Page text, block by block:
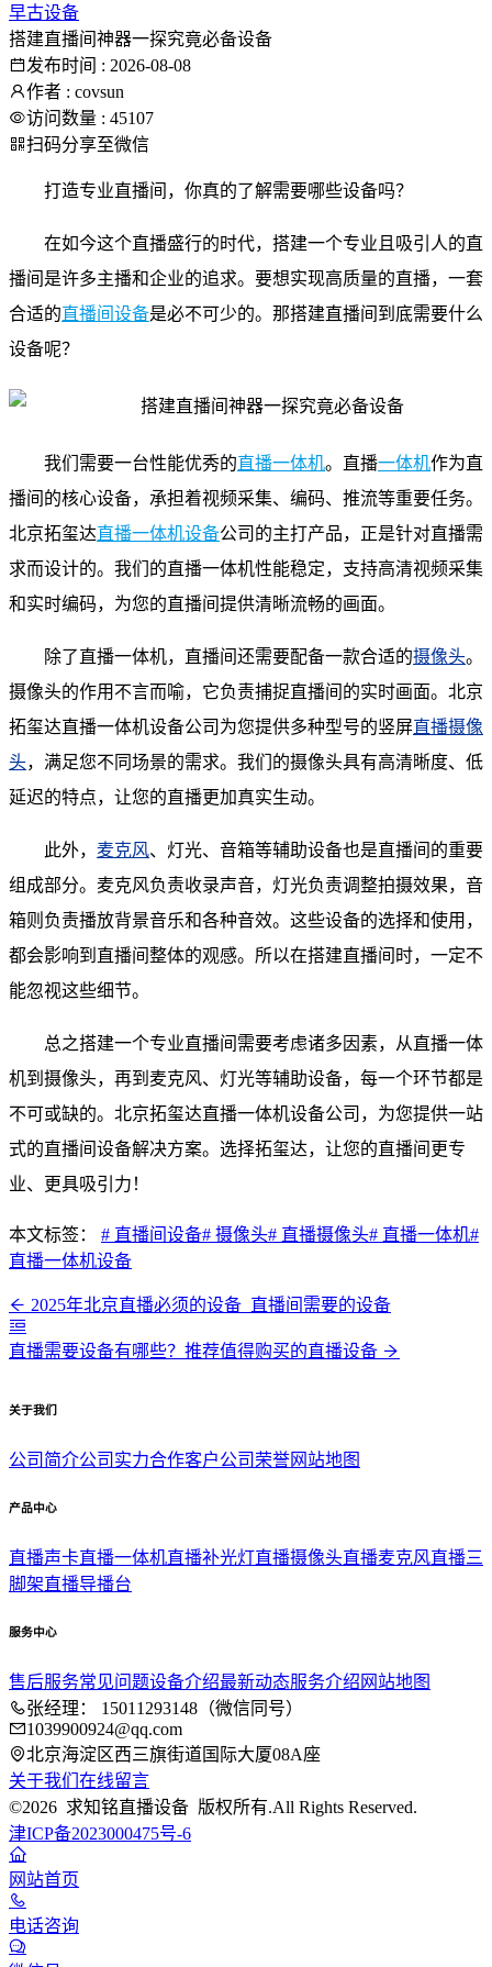
早古设备
搭建直播间神器一探究竟必备设备
发布时间 : 2026-08-08
作者 : covsun
访问数量 : 45107
扫码分享至微信
打造专业直播间，你真的了解需要哪些设备吗？
在如今这个直播盛行的时代，搭建一个专业且吸引人的直
播间是许多主播和企业的追求。要想实现高质量的直播，一套
合适的直播间设备是必不可少的。那搭建直播间到底需要什么
设备呢？
我们需要一台性能优秀的直播一体机。直播一体机作为直
播间的核心设备，承担着视频采集、编码、推流等重要任务。
北京拓玺达直播一体机设备公司的主打产品，正是针对直播需
求而设计的。我们的直播一体机性能稳定，支持高清视频采集
和实时编码，为您的直播间提供清晰流畅的画面。
除了直播一体机，直播间还需要配备一款合适的摄像头。
摄像头的作用不言而喻，它负责捕捉直播间的实时画面。北京
拓玺达直播一体机设备公司为您提供多种型号的竖屏直播摄像
头，满足您不同场景的需求。我们的摄像头具有高清晰度、低
延迟的特点，让您的直播更加真实生动。
此外， 麦克风、灯光、音箱等辅助设备也是直播间的重要
组成部分。麦克风负责收录声音，灯光负责调整拍摄效果，音
箱则负责播放背景音乐和各种音效。这些设备的选择和使用，
都会影响到直播间整体的观感。所以在搭建直播间时，一定不
能忽视这些细节。
总之搭建一个专业直播间需要考虑诸多因素，从直播一体
机到摄像头，再到麦克风、灯光等辅助设备，每一个环节都是
不可或缺的。北京拓玺达直播一体机设备公司，为您提供一站
式的直播间设备解决方案。选择拓玺达，让您的直播间更专
业、更具吸引力！
本文标签： # 直播间设备# 摄像头# 直播摄像头# 直播一体机#
直播一体机设备
2025年北京直播必须的设备_直播间需要的设备
直播需要设备有哪些？推荐值得购买的直播设备
关于我们
公司简介公司实力合作客户公司荣誉网站地图
产品中心
直播声卡直播一体机直播补光灯直播摄像头直播麦克风直播三
脚架直播导播台
服务中心
售后服务常见问题设备介绍最新动态服务介绍 网站地图
张经理： 15011293148（微信同号）
1039900924@qq.com
北京海淀区西三旗街道国际大厦08A座
关于我们 在线留言
©2026 求知铭直播设备 版权所有.All Rights Reserved.
津ICP备2023000475号-6
网站首页
电话咨询